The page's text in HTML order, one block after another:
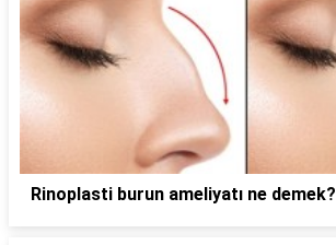
Rinoplasti burun ameliyatı ne demek?